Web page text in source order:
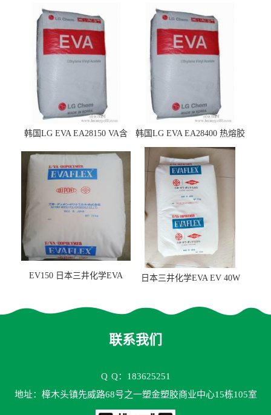
韩国LG EVA EA28150 VA含
韩国LG EVA EA28400 热熔胶
级 VA含量28 熔指400
EV150 日本三井化学EVA
日本三井化学EVA EV 40W
联系我们
Q Q：183625251
地址：樟木头镇先威路68号之一塑金塑胶商业中心15栋105室